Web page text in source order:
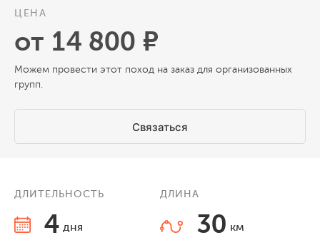
ЦЕНА
от 14 800 ₽
Можем провести этот поход на заказ для организованных
групп.
Связаться
ДЛИТЕЛЬНОСТЬ
4 дня
ДЛИНА
30 км